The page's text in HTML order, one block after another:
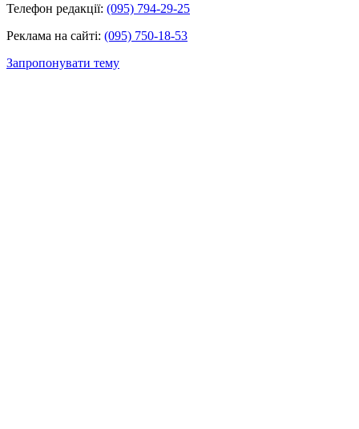
Телефон редакції: (095) 794-29-25
Реклама на сайті: (095) 750-18-53
Запропонувати тему